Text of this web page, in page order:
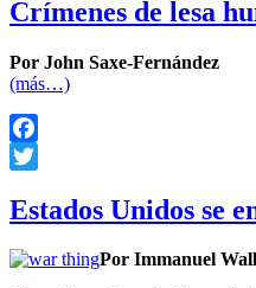
Crímenes de lesa
Por John Saxe-Fernández
(más…)
Facebook
Estados Unidos se
Por Immanuel